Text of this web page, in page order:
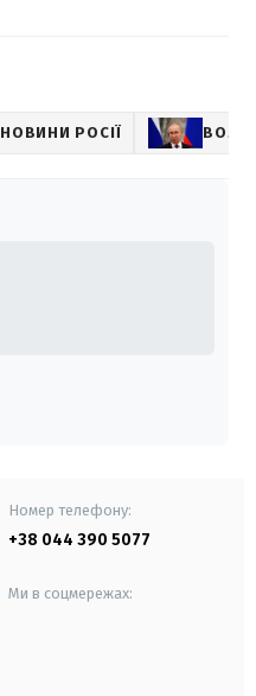
НОВИНИ РОСІЇ
Номер телефону:
+38 044 390 5077
Ми в соцмережах: